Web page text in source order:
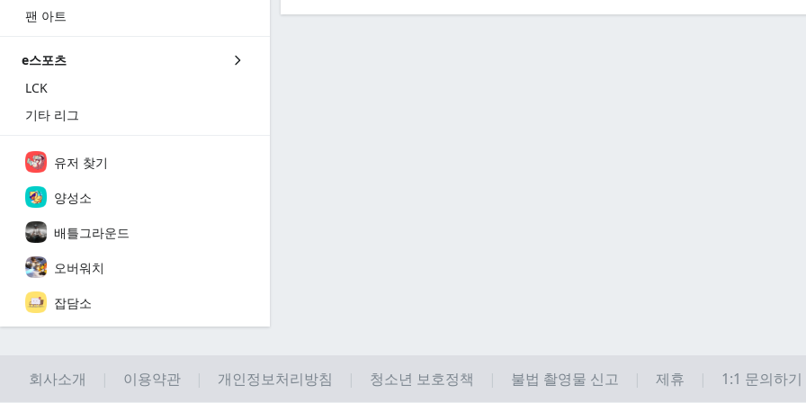
팬 아트
e스포츠
LCK
기타 리그
유저 찾기
양성소
배틀그라운드
오버워치
잡담소
회사소개 이용약관 개인정보처리방침 청소년 보호정책 불법 촬영물 신고 제휴 1:1 문의하기